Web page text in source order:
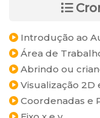
Introdução ao
Área de
Abrindo ou
Visualização 2D
Coordenadas e